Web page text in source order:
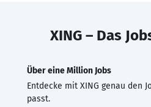
XING – Das
Über eine Million Jobs
Entdecke mit XING genau den
passt.